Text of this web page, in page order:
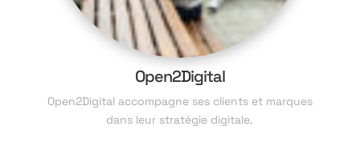
Open2Digital
Open2Digital accompagne ses clients et marques
dans leur stratégie digitale.